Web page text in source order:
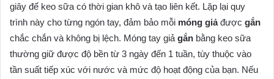
giây để keo sữa có thời gian khô và tạo liên kết. Lặp lại quy
trình này cho từng ngón tay, đảm bảo mỗi móng giảđược gắn
chắc chắn và không bị lệch. Móng tay giả gắn bằng keo sữa
thường giữ được độ bền từ 3 ngày đến 1 tuần, tùy thuộc vào
tần suất tiếp xúc với nước và mức độ hoạt động của bạn. Nếu